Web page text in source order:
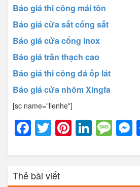
Báo giá thi công mái tôn
Báo giá cửa sắt cổng sắt
Báo giá cửa cổng inox
Báo giá trần thạch cao
Báo giá thi công đá ốp lát
Báo giá cửa nhôm Xingfa
[sc name="lienhe"]
Facebook
Twitter
Pinterest
Thẻ bài viết